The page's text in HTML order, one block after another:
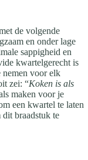
de volgende
en onder lage
sappigheid en
kwartelgerecht is
nemen voor elk
zei: “Koken is als
maken voor je
een kwartel te laten
dit braadstuk te